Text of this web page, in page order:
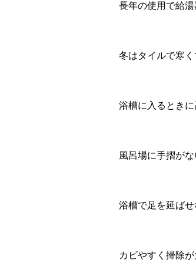
長年の使用で給湯
冬はタイルで寒く
浴槽に入るときに
風呂場に手摺がな
浴槽で足を延ばせ
カビやすく掃除が